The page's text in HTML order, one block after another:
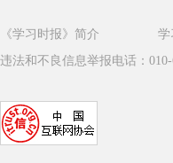
《学习时报》简介 学
违法和不良信息举报电话：